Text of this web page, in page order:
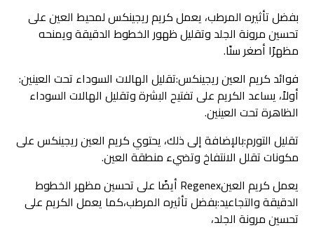
بفضل تأثيره المرطب، يعمل كريم ريجينكس لمحيط العين على
تحسين مرونة الجلد وتقليل ظهور الخطوط الدقيقة ويمنحه
مظهرًا أصغر سنًا.
فوائد كريم العين ريجينكس:تقليل الهالات السوداء تحت العينين:
أولاً، يساعد الكريم على تفتيح البشرة وتقليل الهالات السوداء
الظاهرة تحت العينين.
تقليل التورم:بالإضافة إلى ذلك، يحتوي كريم العين ريجينكس على
مكونات تقلل الانتفاخ وتضيء منطقة العين.
يعمل كريم العينRegenex أيضًا على تحسين مظهر الخطوط
الدقيقة والتجاعيد:بفضل تأثيره المرطب،كما يعمل الكريم على
تحسين مرونة الجلد،